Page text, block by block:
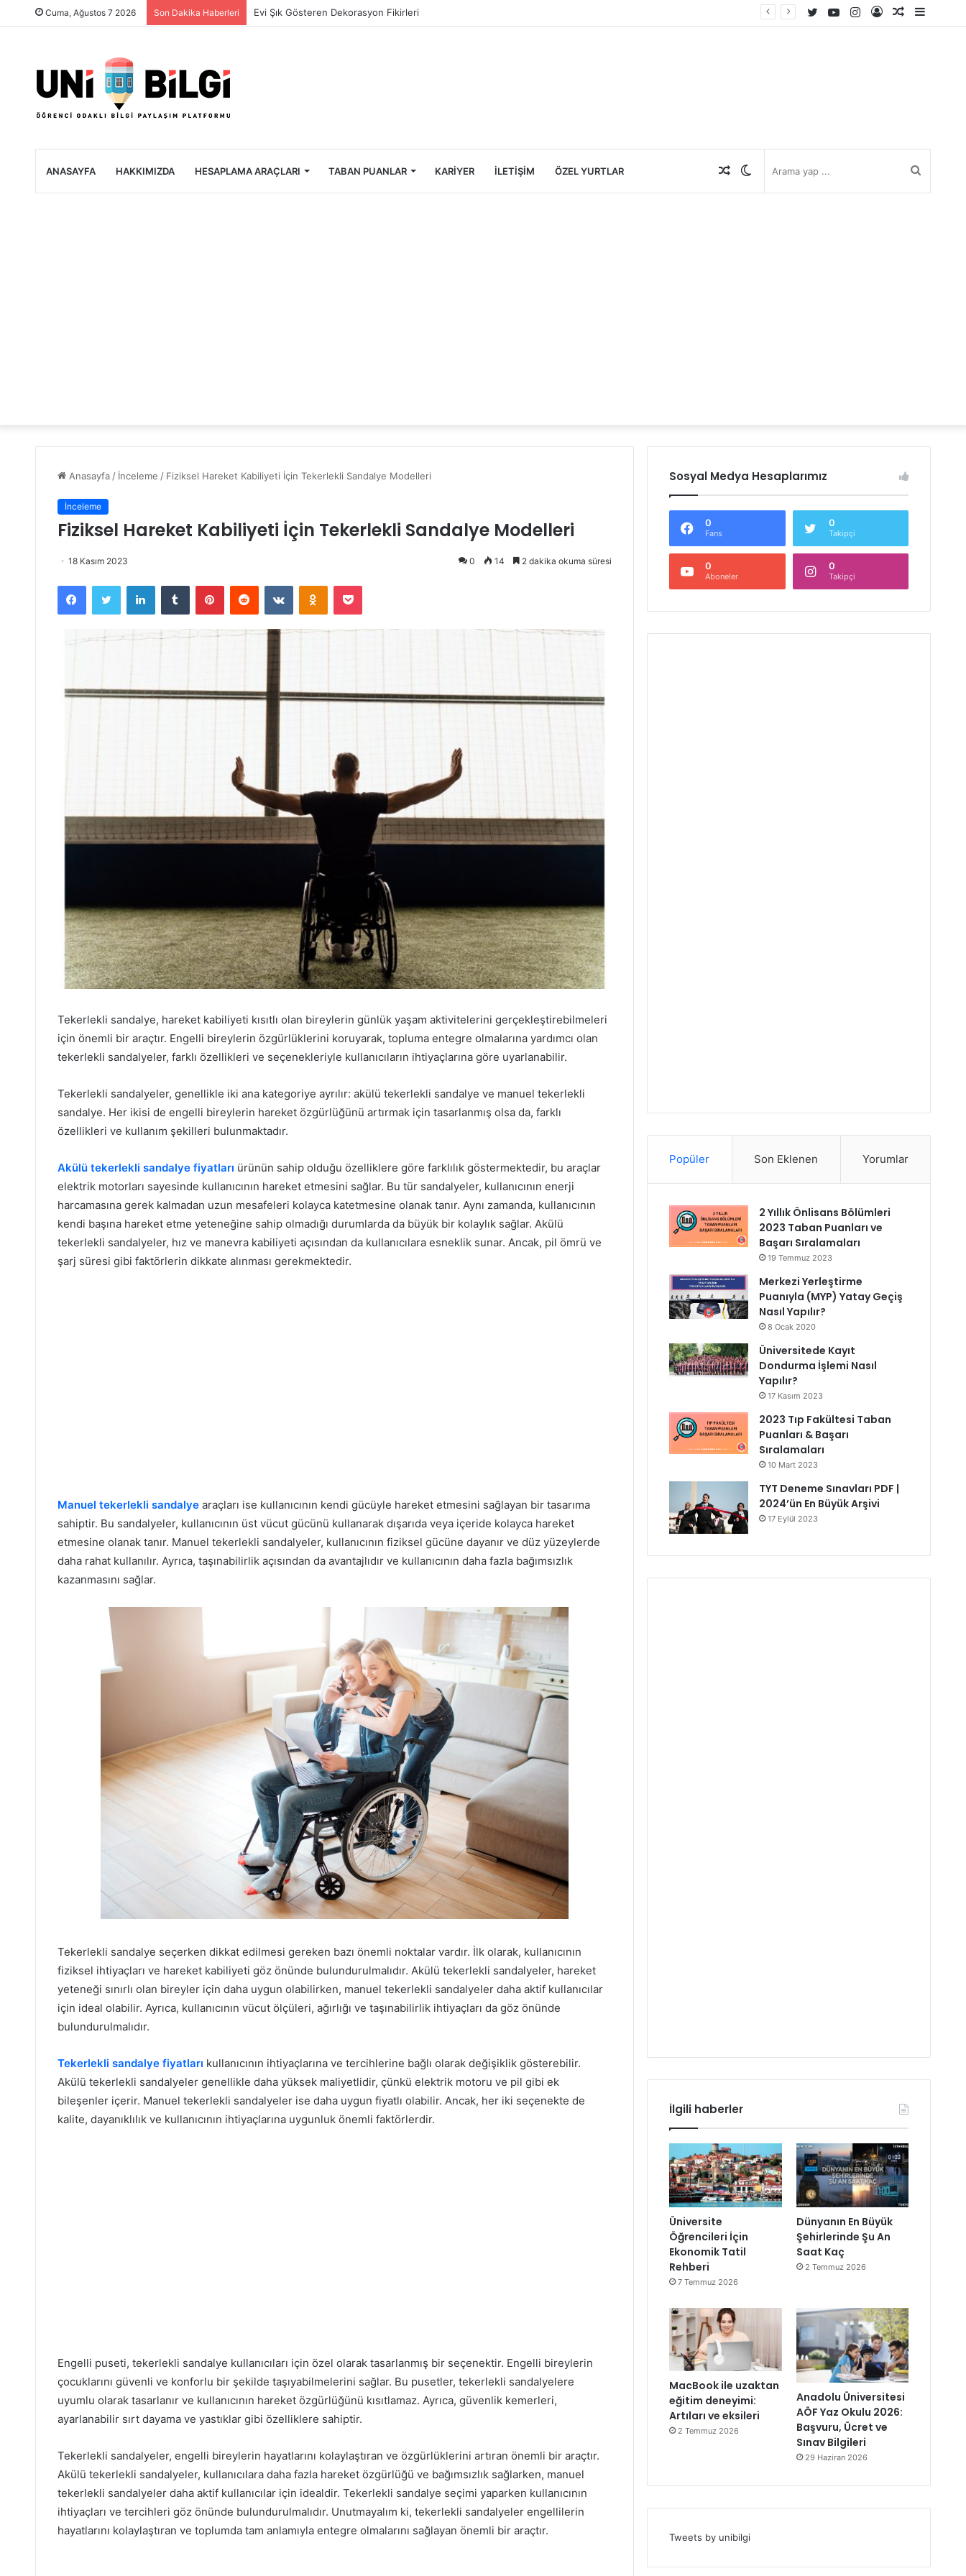
Cuma, Ağustos 7 2026 Son Dakika Haberleri Üniversite Öğrencileri İçin Ekonomik Tatil Rehberi
Rastgele
Kayıt
Instagram
YouTube
Twitter
ANASAYFA HAKKIMIZDA HESAPLAMA ARAÇLARI TABAN PUANLAR KARIYER İLETIŞIM ÖZEL YURTLAR Rastgele
Anasayfa / İnceleme / Fiziksel Hareket Kabiliyeti İçin Tekerlekli Sandalye Modelleri
İnceleme
Fiziksel Hareket Kabiliyeti İçin Tekerlekli Sandalye Modelleri
18 Kasım 2023 0 14 2 dakika okuma süresi
Facebook Twitter LinkedIn Tumblr Pinterest Reddit VKontakte Odnoklassniki Pocket
Tekerlekli sandalye, hareket kabiliyeti kısıtlı olan bireylerin günlük yaşam aktivitelerini gerçekleştirebilmeleri
için önemli bir araçtır. Engelli bireylerin özgürlüklerini koruyarak, topluma entegre olmalarına yardımcı olan
tekerlekli sandalyeler, farklı özellikleri ve seçenekleriyle kullanıcıların ihtiyaçlarına göre uyarlanabilir.
Tekerlekli sandalyeler, genellikle iki ana kategoriye ayrılır: akülü tekerlekli sandalye ve manuel tekerlekli
sandalye. Her ikisi de engelli bireylerin hareket özgürlüğünü artırmak için tasarlanmış olsa da, farklı
özellikleri ve kullanım şekilleri bulunmaktadır.
Akülü tekerlekli sandalye fiyatları ürünün sahip olduğu özelliklere göre farklılık göstermektedir, bu araçlar
elektrik motorları sayesinde kullanıcının hareket etmesini sağlar. Bu tür sandalyeler, kullanıcının enerji
harcamasına gerek kalmadan uzun mesafeleri kolayca katetmesine olanak tanır. Aynı zamanda, kullanıcının
kendi başına hareket etme yeteneğine sahip olmadığı durumlarda da büyük bir kolaylık sağlar. Akülü
tekerlekli sandalyeler, hız ve manevra kabiliyeti açısından da kullanıcılara esneklik sunar. Ancak, pil ömrü ve
şarj süresi gibi faktörlerin dikkate alınması gerekmektedir.
Manuel tekerlekli sandalyearaçları ise kullanıcının kendi gücüyle hareket etmesini sağlayan bir tasarıma
sahiptir. Bu sandalyeler, kullanıcının üst vücut gücünü kullanarak dışarıda veya içeride kolayca hareket
etmesine olanak tanır. Manuel tekerlekli sandalyeler, kullanıcının fiziksel gücüne dayanır ve düz yüzeylerde
daha rahat kullanılır. Ayrıca, taşınabilirlik açısından da avantajlıdır ve kullanıcının daha fazla bağımsızlık
kazanmasını sağlar.
Tekerlekli sandalye seçerken dikkat edilmesi gereken bazı önemli noktalar vardır. İlk olarak, kullanıcının
fiziksel ihtiyaçları ve hareket kabiliyeti göz önünde bulundurulmalıdır. Akülü tekerlekli sandalyeler, hareket
yeteneği sınırlı olan bireyler için daha uygun olabilirken, manuel tekerlekli sandalyeler daha aktif kullanıcılar
için ideal olabilir. Ayrıca, kullanıcının vücut ölçüleri, ağırlığı ve taşınabilirlik ihtiyaçları da göz önünde
bulundurulmalıdır.
Tekerlekli sandalye fiyatları kullanıcının ihtiyaçlarına ve tercihlerine bağlı olarak değişiklik gösterebilir.
Akülü tekerlekli sandalyeler genellikle daha yüksek maliyetlidir, çünkü elektrik motoru ve pil gibi ek
bileşenler içerir. Manuel tekerlekli sandalyeler ise daha uygun fiyatlı olabilir. Ancak, her iki seçenekte de
kalite, dayanıklılık ve kullanıcının ihtiyaçlarına uygunluk önemli faktörlerdir.
Engelli puseti, tekerlekli sandalye kullanıcıları için özel olarak tasarlanmış bir seçenektir. Engelli bireylerin
çocuklarını güvenli ve konforlu bir şekilde taşıyabilmelerini sağlar. Bu pusetler, tekerlekli sandalyelere
uyumlu olarak tasarlanır ve kullanıcının hareket özgürlüğünü kısıtlamaz. Ayrıca, güvenlik kemerleri,
ayarlanabilir sırt dayama ve yastıklar gibi özelliklere sahiptir.
Tekerlekli sandalyeler, engelli bireylerin hayatlarını kolaylaştıran ve özgürlüklerini artıran önemli bir araçtır.
Akülü tekerlekli sandalyeler, kullanıcılara daha fazla hareket özgürlüğü ve bağımsızlık sağlarken, manuel
tekerlekli sandalyeler daha aktif kullanıcılar için idealdir. Tekerlekli sandalye seçimi yaparken kullanıcının
ihtiyaçları ve tercihleri göz önünde bulundurulmalıdır. Unutmayalım ki, tekerlekli sandalyeler engellilerin
hayatlarını kolaylaştıran ve toplumda tam anlamıyla entegre olmalarını sağlayan önemli bir araçtır.
Sosyal Medya Hesaplarımız
0
Fans
0
Takipçi
0
Aboneler
0
Takipçi
Popüler Son Eklenen Yorumlar
2 Yıllık Önlisans Bölümleri
2023 Taban Puanları ve
Başarı Sıralamaları
19 Temmuz 2023
Merkezi Yerleştirme
Puanıyla (MYP) Yatay Geçiş
Nasıl Yapılır?
8 Ocak 2020
Üniversitede Kayıt
Dondurma İşlemi Nasıl
Yapılır?
17 Kasım 2023
2023 Tıp Fakültesi Taban
Puanları & Başarı
Sıralamaları
10 Mart 2023
TYT Deneme Sınavları PDF |
2024’ün En Büyük Arşivi
17 Eylül 2023
İlgili haberler
Üniversite
Öğrencileri İçin
Ekonomik Tatil
Rehberi
7 Temmuz 2026
Dünyanın En Büyük
Şehirlerinde Şu An
Saat Kaç
2 Temmuz 2026
MacBook ile uzaktan
eğitim deneyimi:
Artıları ve eksileri
2 Temmuz 2026
Anadolu Üniversitesi
AÖF Yaz Okulu 2026:
Başvuru, Ücret ve
Sınav Bilgileri
29 Haziran 2026
Tweets by unibilgi